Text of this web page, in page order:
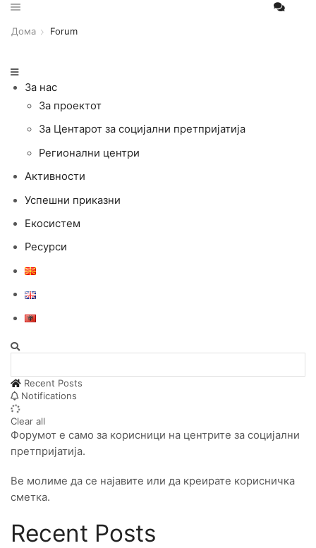
Дома Forum
За нас
За проектот
За Центарот за социјални претпријатија
Регионални центри
Активности
Успешни приказни
Екосистем
Ресурси
Recent Posts
Notifications
Clear all
Форумот е само за корисници на центрите за социјални
претпријатија.
Ве молиме да се најавите или да креирате корисничка
сметка.
Recent Posts